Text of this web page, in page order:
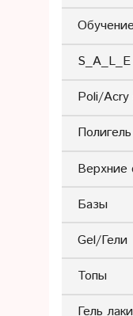
Обучение
Poli/Acry
Базы
Gel/Гели
Топы
Гель лаки